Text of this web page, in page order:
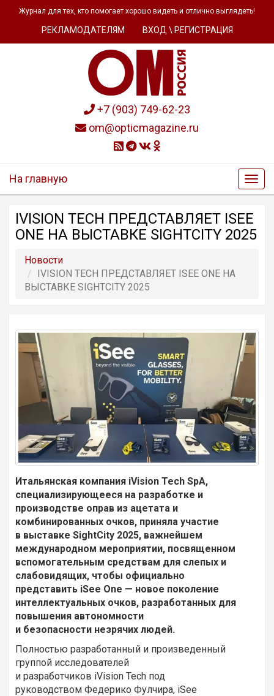
Журнал для тех, кто помогает хорошо видеть и отлично выглядеть!
РЕКЛАМОДАТЕЛЯМ ВХОД \ РЕГИСТРАЦИЯ
+7 (903) 749-62-23
om@opticmagazine.ru
На главную
IVISION TECH ПРЕДСТАВЛЯЕТ ISEE
ONE НА ВЫСТАВКЕ SIGHTCITY 2025
Новости
IVISION TECH ПРЕДСТАВЛЯЕТ ISEE ONE НА
ВЫСТАВКЕ SIGHTCITY 2025
Итальянская компания iVision Tech SpA,
специализирующееся на разработке и
производстве оправ из ацетата и
комбинированных очков, приняла участие
в выставке SightCity 2025, важнейшем
международном мероприятии, посвященном
вспомогательным средствам для слепых и
слабовидящих, чтобы официально
представить iSee One — новое поколение
интеллектуальных очков, разработанных для
повышения автономности
и безопасности незрячих людей.
Полностью разработанный и произведенный
группой исследователей
и разработчиков iVision Tech под
руководством Федерико Фулчира, iSee